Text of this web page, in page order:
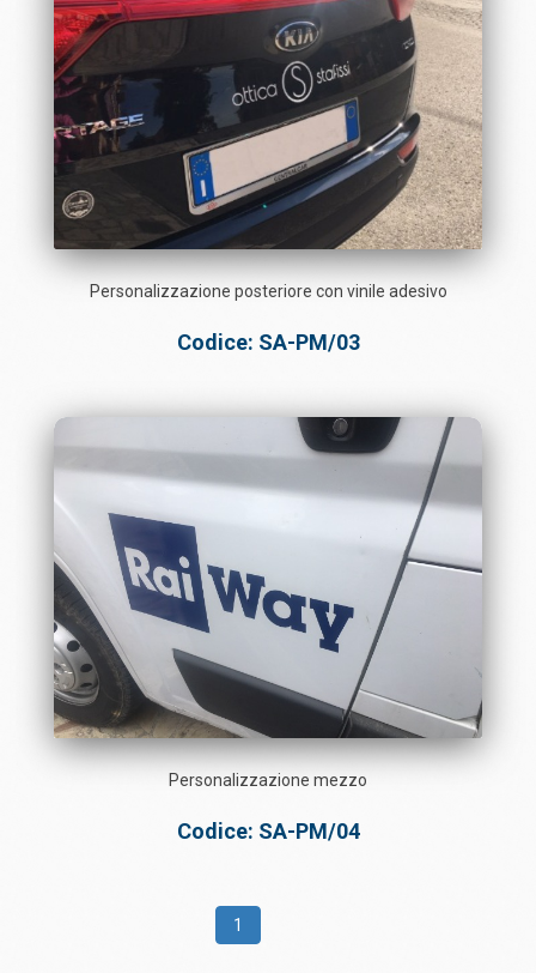
Personalizzazione posteriore con vinile adesivo
Codice: SA-PM/03
Personalizzazione mezzo
Codice: SA-PM/04
1